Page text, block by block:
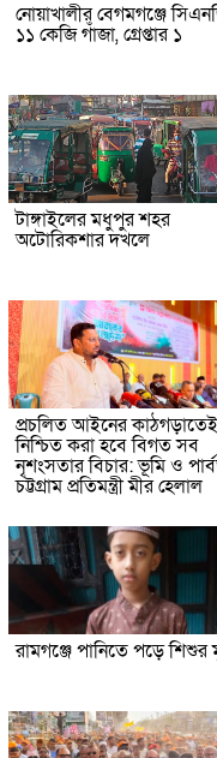
নোয়াখালীর বেগমগঞ্জে
১১ কেজি গাঁজা, গ্রেপ্তার ১
টাঙ্গাইলের মধুপুর শহর
অটোরিকশার দখলে
প্রচলিত আইনের কাঠগড়াতেই
নিশ্চিত করা হবে বিগত সব
নৃশংসতার বিচার: ভূমি ও
চট্টগ্রাম প্রতিমন্ত্রী মীর হেলাল
রামগঞ্জে পানিতে পড়ে শিশুর